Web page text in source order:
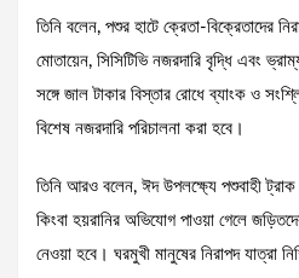
তিনি বলেন, পশুর হাটে ক্রেতা-বিক্রেতাদের
মোতায়েন, সিসিটিভি নজরদারি বৃদ্ধি এবং
সঙ্গে জাল টাকার বিস্তার রোধে ব্যাংক ও
বিশেষ নজরদারি পরিচালনা করা হবে।
তিনি আরও বলেন, ঈদ উপলক্ষ্যে পশুবাহী ট্রাক
কিংবা হয়রানির অভিযোগ পাওয়া গেলে
নেওয়া হবে। ঘরমুখী মানুষের নিরাপদ যাত্রা